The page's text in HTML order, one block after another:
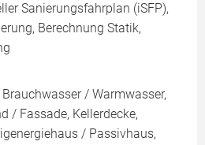
Sanierungsfahrplan (iSFP),
Berechnung Statik,
/ Warmwasser,
/ Fassade, Kellerdecke,
/ Passivhaus,